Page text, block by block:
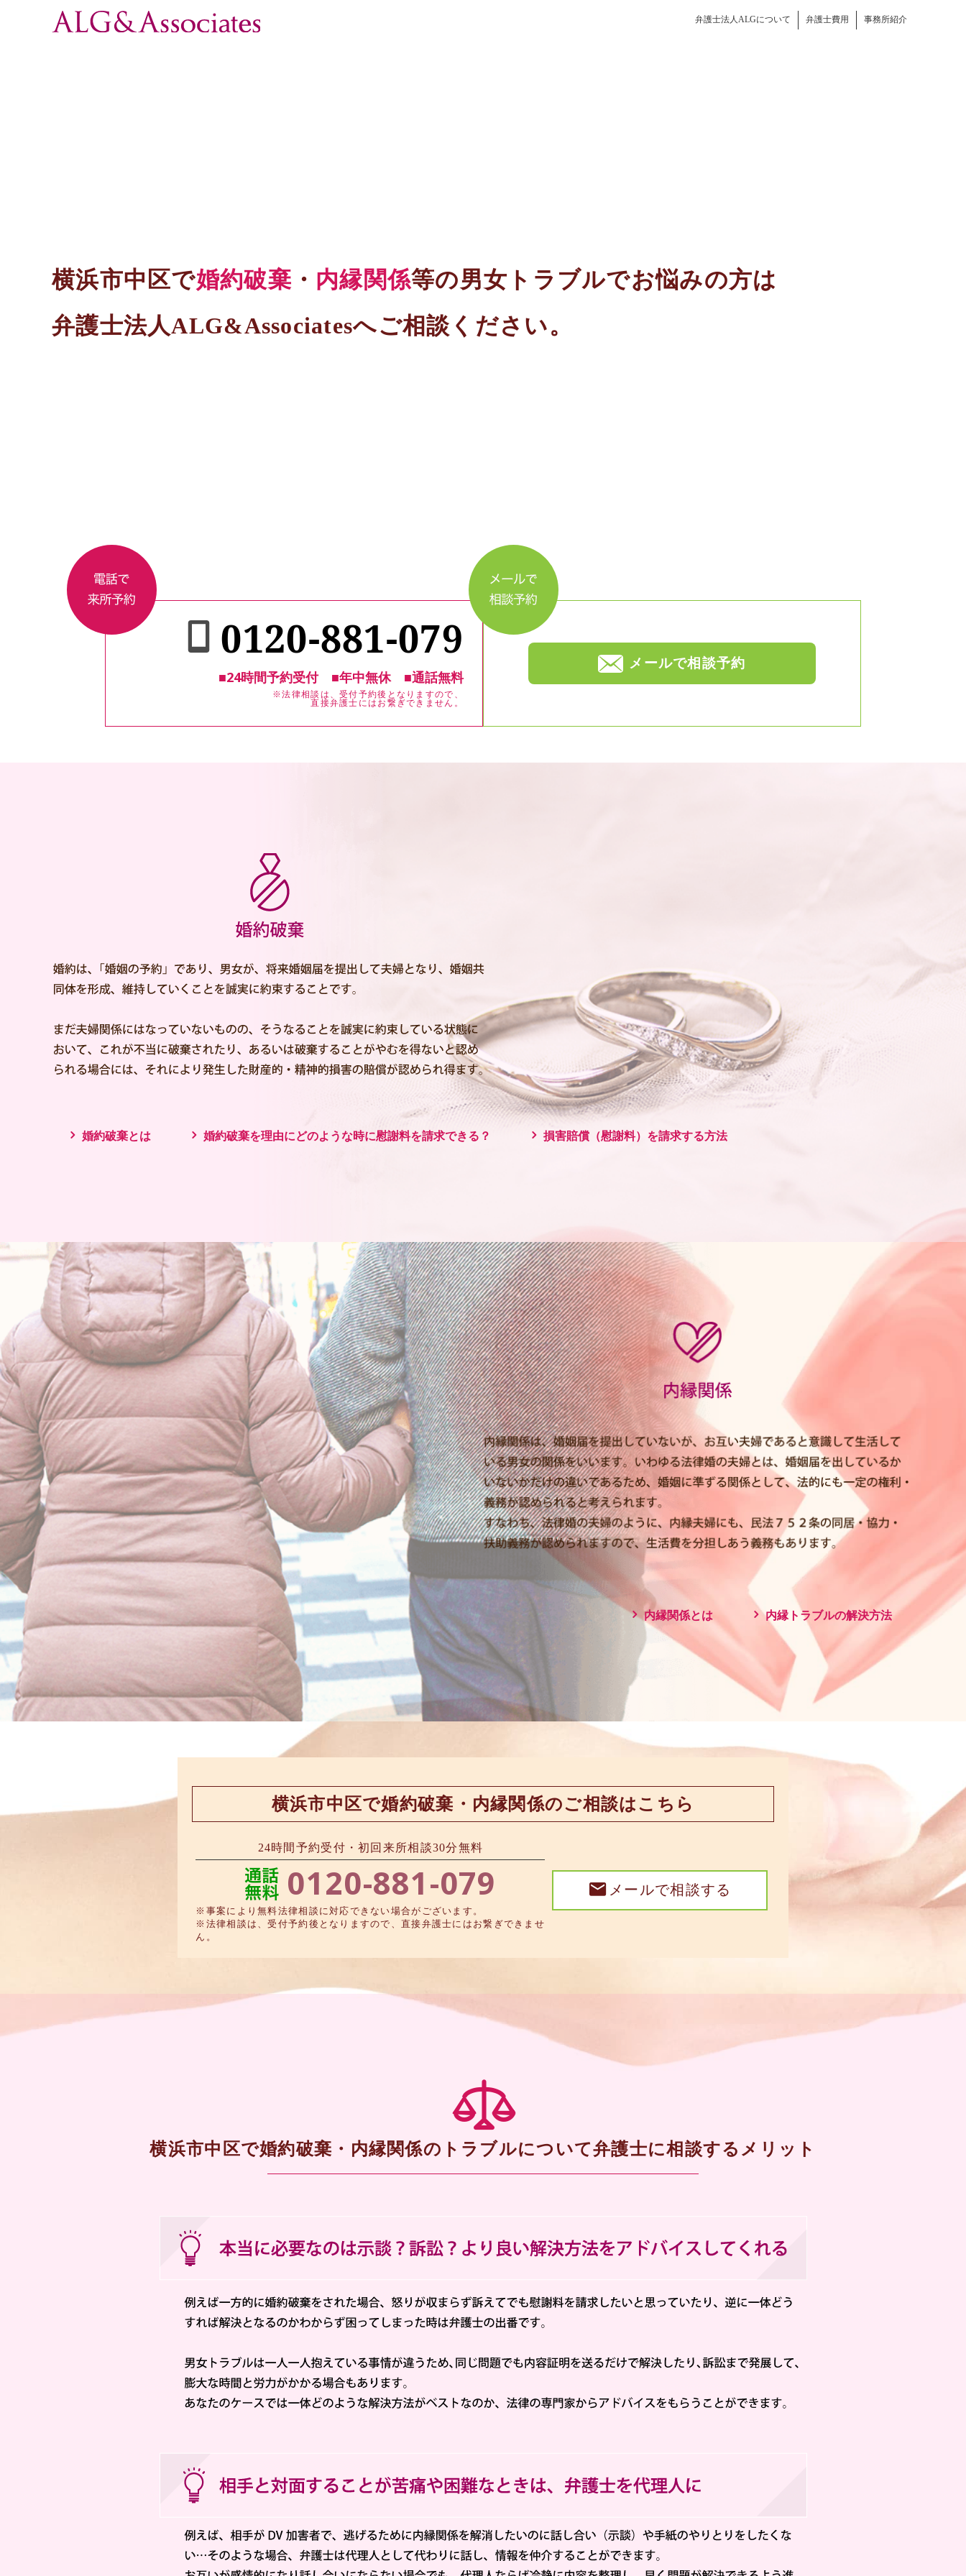
弁護士法人ALGについて 弁護士費用 事務所紹介
横浜市中区で婚約破棄 ・ 内縁関係等の男女トラブルでお悩みの方は
弁護士法人ALG&Associatesへご相談ください。
0120-881-079
■24時間予約受付 ■年中無休 ■通話無料
※法律相談は、受付予約後となりますので、
直接弁護士にはお繋ぎできません。
メールで相談予約
婚約破棄とは 婚約破棄を理由にどのような時に慰謝料を請求できる？ 損害賠償（慰謝料）を請求する方法
内縁関係とは 内縁トラブルの解決方法
横浜市中区で婚約破棄・内縁関係のご相談はこちら
24時間予約受付・初回来所相談30分無料
0120-881-079
※事案により無料法律相談に対応できない場合がございます。
※法律相談は、受付予約後となりますので、直接弁護士にはお繋ぎできませ
ん。
メールで相談する
横浜市中区で婚約破棄・内縁関係のトラブルについて弁護士に相談するメリット